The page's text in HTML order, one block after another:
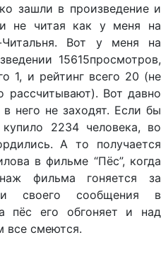
зашли в произведение и
не читая как у меня на
Читальня. Вот у меня на
15615просмотров,
1, и рейтинг всего 20 (не
рассчитывают). Вот давно
него не заходят. Если бы
2234 человека, во
А то получается
в фильме “Пёс”, когда
фильма гоняется за
своего сообщения в
пёс его обгоняет и над
все смеются.